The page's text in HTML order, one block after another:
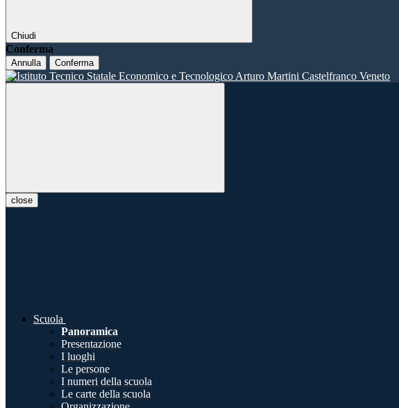
Chiudi
Conferma
Annulla Conferma
close
Scuola
Panoramica
Presentazione
I luoghi
Le persone
I numeri della scuola
Le carte della scuola